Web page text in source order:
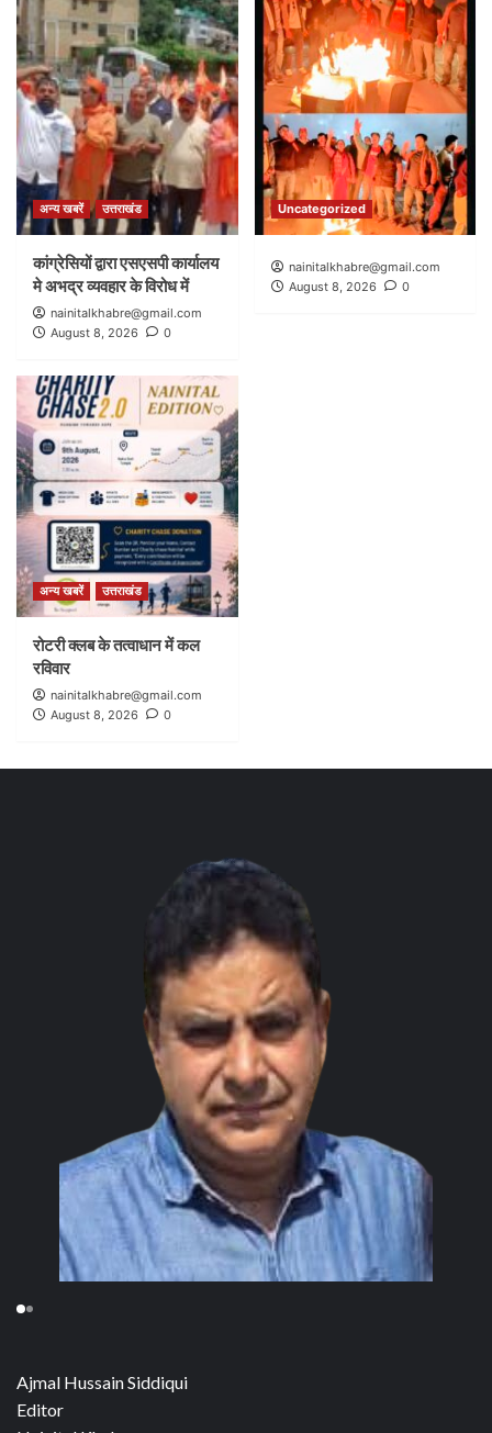
अन्य खबरें उत्तराखंड
कांग्रेसियों द्वारा एसएसपी कार्यालय
मे अभद्र व्यवहार के विरोध में
nainitalkhabre@gmail.com
August 8, 2026
0
Uncategorized
nainitalkhabre@gmail.com
August 8, 2026
0
अन्य खबरें उत्तराखंड
रोटरी क्लब के तत्वाधान में कल
रविवार
nainitalkhabre@gmail.com
August 8, 2026
0
Ajmal Hussain Siddiqui
Editor